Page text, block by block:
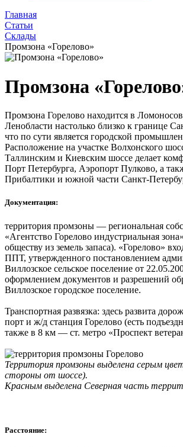
Главная
Статьи
Склады
Промзона «Горелово»
Промзона
Промзона Горелово находится в
Ленобласти настолько близко к границе
что по сути является городской
Расположение на участке Волхонского
Таллинским и Киевским шоссе делает
Порт Петербурга, Аэропорт Пулково, а
Прибалтики и южной части Санкт-
Документация:
территория промзоны — региональная
«Агентство Горелово индустриальная
обществу из земель запаса). «Горелово»
ППТ, утвержденного постановлением
Виллозское сельское поселение от
оформлением документов и разрешений
Виллозское городское поселение.
Транспортная развязка: здесь развита
порт и ж/д станция Горелово (есть
также в 8 км — ст. метро «Проспект
Территория промзоны выделена серым
стороны от шоссе).
Красным выделена Северная часть
Расстояние: